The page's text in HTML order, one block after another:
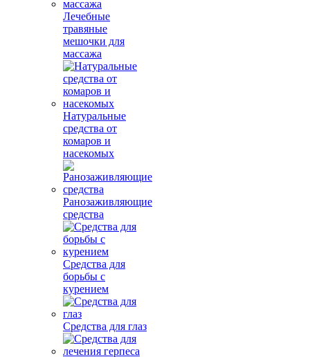
Лечебные
травяные
мешочки для
массажа
Натуральные
средства от
комаров и
насекомых
Ранозаживляющие
средства
Средства для
борьбы с
курением
Средства для глаз